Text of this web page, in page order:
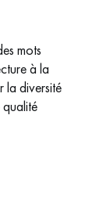
mots
à la
la diversité
qualité